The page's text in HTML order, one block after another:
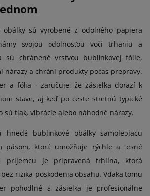
obálky sú vyrobené z odolného papiera
svojou odolnosťou voči trhaniu a
sú chránené vrstvou bublinkovej fólie,
nárazy a chráni produkty počas prepravy.
a fólia - zaručuje, že zásielka dorazí k
stave, aj keď po ceste stretnú typické
sú tlak, vibrácie alebo náhodné nárazy.
hnedé bublinkové obálky samolepiacu
pásom, ktorá umožňuje rýchle a tesné
príjemcu je pripravená trhlina, ktorá
rizika poškodenia obsahu. Vďaka tomu
pohodlné a zásielka je profesionálne